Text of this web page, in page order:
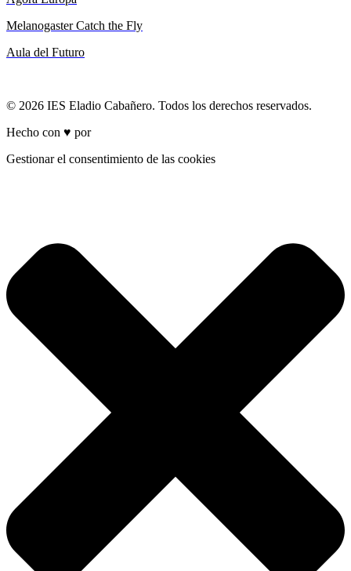
Melanogaster Catch the Fly
Aula del Futuro
© 2026 IES Eladio Cabañero. Todos los derechos reservados.
Hecho con ♥ por
Gestionar el consentimiento de las cookies